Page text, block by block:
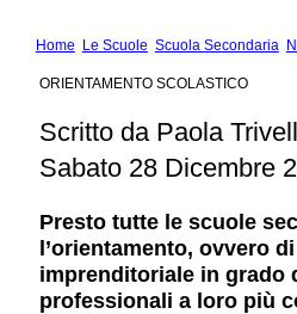
Home Le Scuole Scuola Secondaria
ORIENTAMENTO SCOLASTICO
Scritto da Paola
Sabato 28 Dicembre
Presto tutte le scuole
l’orientamento, ovvero
imprenditoriale in grado
professionali a loro più